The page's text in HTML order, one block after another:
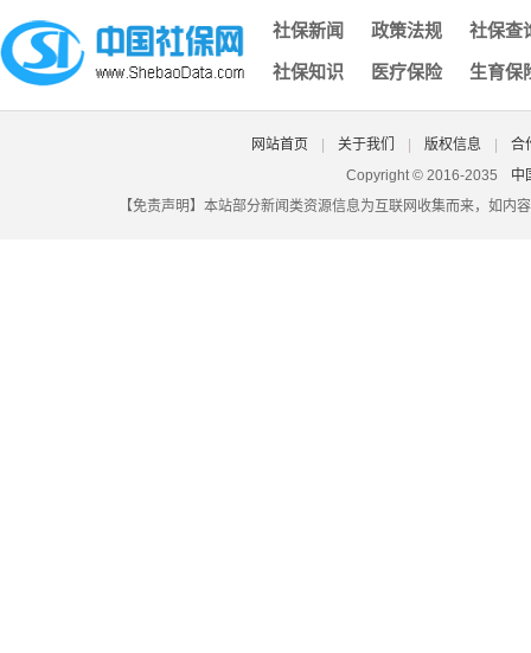
江苏常州灵活就业社保缴费标准及比例2026，最新标准是多少
2024-2025年吴忠4050补贴新规来了：灵活就业人员社保补贴
能
社保缴费基数是什么?社保缴费多少钱一个月？（3月23日）
2026公积金基数调整吗？你到手工资有变少吗？
贷款利息怎么算？2025宁德买房公积金贷款利息怎么算？
2026退休养老金怎么算？（举例：陕西榆林）
社保新闻 政策法规 社保查
社保知识 医疗保险 生育保
网站首页 关于我们 版权信息
合
Copyright © 2016-2035
中
【免责声明】本站部分新闻类资源信息为互联网收集而来，如